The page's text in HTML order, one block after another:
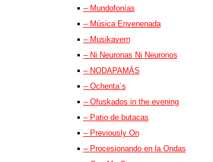
– Mundofonías
– Música Envenenada
– Musikavern
– Ni Neuronas Ni Neuronos
– NODAPAMÁS
– Ochenta´s
– Ofuskados in the evening
– Patio de butacas
– Previously On
– Procesionando en la Ondas